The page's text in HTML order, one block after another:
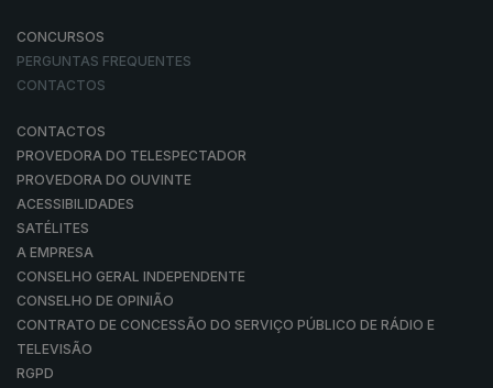
CONCURSOS
PERGUNTAS FREQUENTES
CONTACTOS
CONTACTOS
PROVEDORA DO TELESPECTADOR
PROVEDORA DO OUVINTE
ACESSIBILIDADES
SATÉLITES
A EMPRESA
CONSELHO GERAL INDEPENDENTE
CONSELHO DE OPINIÃO
CONTRATO DE CONCESSÃO DO SERVIÇO PÚBLICO DE RÁDIO E
TELEVISÃO
RGPD